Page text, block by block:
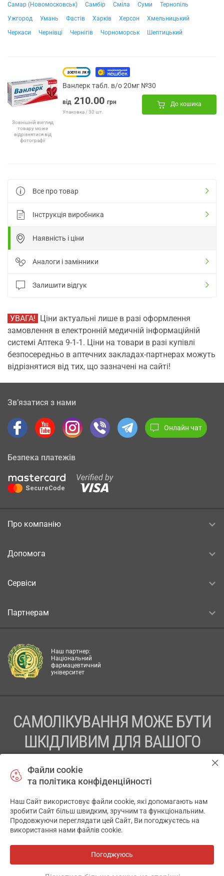
Самар (Новомосковськ)
Самбір Сміла Суми
Тернопіль
Ужгород
Умань Фастів Харків Херсон
Хмельницький
Черкаси
Чернівці Чернігів Чорноморськ Шептицький
Зовнішній вигляд
товару може
відрізнятися від
фотографії
Ванлерк табл. в/о 20мг №30
від 210.00 грн
Упаковка / 30 шт.
До кошика
Все про товар
Інструкція виробника
Наявність і ціни
Аналоги і замінники
Залишити відгук
УВАГА! Ціни актуальні лише в разі оформлення
замовлення в електронній медичній інформаційній
системі Аптека 9-1-1. Ціни на товари в разі купівлі
безпосередньо в аптечних закладах-партнерах можуть
відрізнятися від тих, що зазначені на сайті!
Зв’язатися з нами
Онлайн чат
Безпека платежів
Про компанію
Допомога
Сервіси
Партнерам
Наш партнер:
Національний
фармацевтичний
університет
САМОЛІКУВАННЯ МОЖЕ БУТИ
ШКІДЛИВИМ ДЛЯ ВАШОГО
ПЕРЕД ЗАСТОСУВАННЯМ ПРЕПАРАТУ ПРОКОНСУЛЬТУЙТЕСЬ
ТОВ «АПТЕКА 911.ЮА» Код ЄДРПОУ 43631965.
Відмова від відповідальності
© 2014-2026. Медична інформаційна система АПТЕКА911.ЮА
Файли cookie
та політика конфіденційності
Наш Сайт використовує файли cookie, які допомагають нам
зробити Сайт більш швидким, зручним та функціональним.
Продовжуючи переглядати цей Сайт, Ви погоджуєтесь на
використання нами файлів cookie.
Погоджуюсь
✕